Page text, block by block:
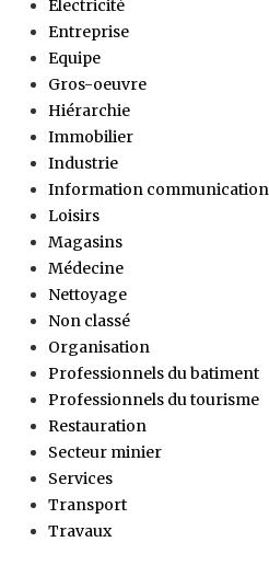
Électricité
Entreprise
Equipe
Gros-oeuvre
Hiérarchie
Immobilier
Industrie
Information communication
Loisirs
Magasins
Médecine
Nettoyage
Non classé
Organisation
Professionnels du batiment
Professionnels du tourisme
Restauration
Secteur minier
Services
Transport
Travaux